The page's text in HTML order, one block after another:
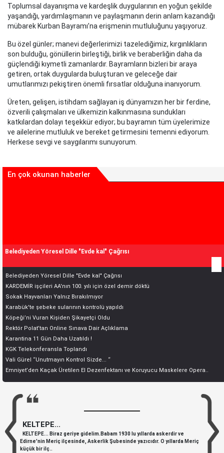
Toplumsal dayanışma ve kardeşlik duygularının en yoğun şekilde
yaşandığı, yardımlaşmanın ve paylaşmanın derin anlam kazandığı
mübarek Kurban Bayramı’na erişmenin mutluluğunu yaşıyoruz.
Bu özel günler; manevi değerlerimizi tazelediğimiz, kırgınlıkların
son bulduğu, gönüllerin birleştiği, birlik ve beraberliğin daha da
güçlendiği kıymetli zamanlardır. Bayramların bizleri bir araya
getiren, ortak duygularda buluşturan ve geleceğe dair
umutlarımızı pekiştiren önemli fırsatlar olduğuna inanıyorum.
Üreten, gelişen, istihdam sağlayan iş dünyamızın her bir ferdine,
özverili çalışmaları ve ülkemizin kalkınmasına sundukları
katkılardan dolayı teşekkür ediyor; bu bayramın tüm üyelerimize
ve ailelerine mutluluk ve bereket getirmesini temenni ediyorum.
Herkese sevgi ve saygılarımı sunuyorum.
En çok okunan haberler
Belediyeden Yöresel Dille "Evde kal" Çağrısı
Belediyeden Yöresel Dille "Evde kal" Çağrısı
KARDEMİR işçileri AA'nın 100. yılı için özel demir döktü
Sokak Hayvanları Yalnız Bırakılmıyor
Karabük'te şebeke sularının kontrolü yapıldı
Köpeği’ni Vuran Kişiden Şikayetçi Oldu
Rektör Polat’tan Online Sınava Dair Açlıklama
Karantina 11 Gün Daha Uzatıldı !
KGK Telekonferansla Toplandı
Vali Gürel “Unutmayın Kontrol Sizde... “
Emniyet’den Kaçak Üretilen El Dezenfektanı ve Koruyucu Maskelere Opera..
KELTEPE...
KELTEPE... Biraz geriye gidelim.Babam 1930 lu yıllarda askerdir ve
Edirne'nin Meriç ilçesinde, Askerlik Şubesinde yazıcıdır. O yıllarda Meriç
küçük bir ilç..